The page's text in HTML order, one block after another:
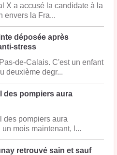
X a accusé la candidate à la
envers la Fra...
déposée après
stress
de-Calais. C'est un enfant
deuxième degr...
des pompiers aura
des pompiers aura
mois maintenant, l...
retrouvé sain et sauf